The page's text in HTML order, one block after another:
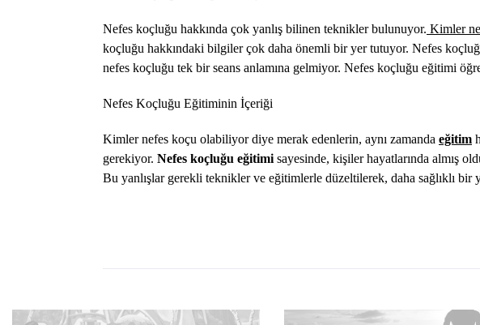
Nefes koçluğu hakkında çok yanlış bilinen teknikler bulunuyor. Kimler
koçluğu hakkındaki bilgiler çok daha önemli bir yer tutuyor. Nefes
nefes koçluğu tek bir seans anlamına gelmiyor. Nefes koçluğu eğitimi
Nefes Koçluğu Eğitiminin İçeriği
Kimler nefes koçu olabiliyor diye merak edenlerin, aynı zamanda eğitim
gerekiyor. Nefes koçluğu eğitimi sayesinde, kişiler hayatlarında almış
Bu yanlışlar gerekli teknikler ve eğitimlerle düzeltilerek, daha sağlıklı bir